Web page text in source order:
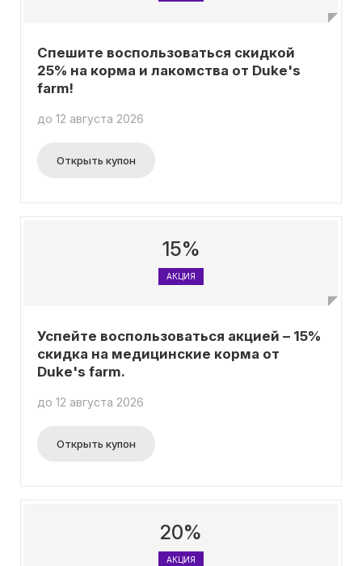
Спешите воспользоваться скидкой
25% на корма и лакомства от Duke's
farm!
до 12 августа 2026
Открыть купон
15%
АКЦИЯ
Успейте воспользоваться акцией – 15%
скидка на медицинские корма от
Duke's farm.
до 12 августа 2026
Открыть купон
20%
АКЦИЯ